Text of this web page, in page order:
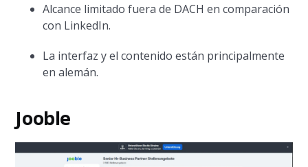
Alcance limitado fuera de DACH en comparación
con LinkedIn.
La interfaz y el contenido están principalmente
en alemán.
Jooble